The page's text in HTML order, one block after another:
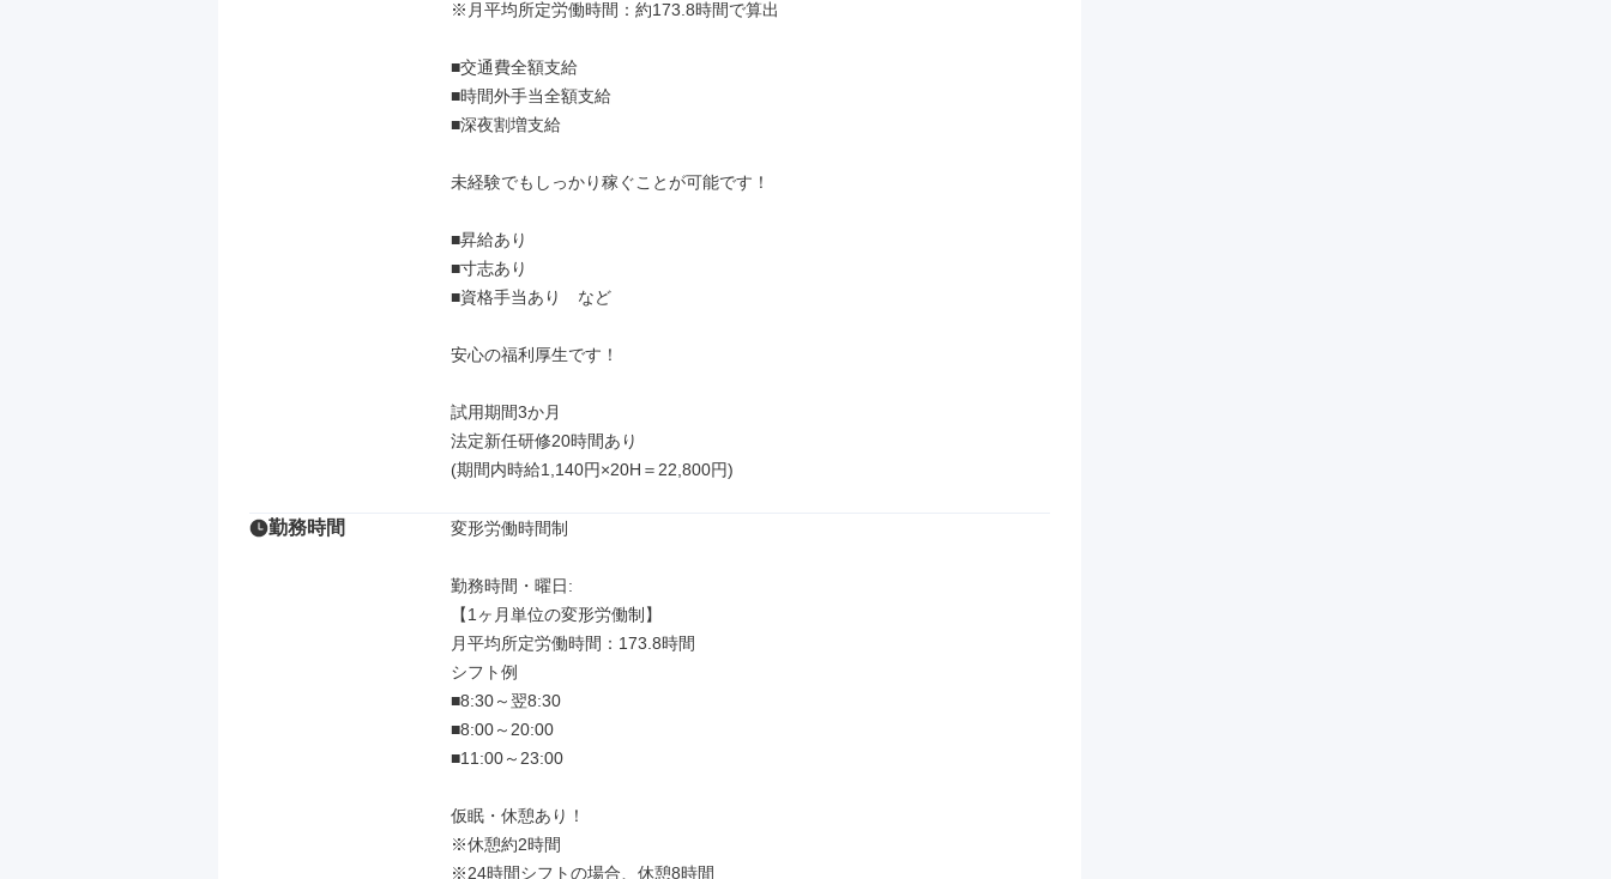
※月平均所定労働時間：約173.8時間で算出
■交通費全額支給
■時間外手当全額支給
■深夜割増支給
未経験でもしっかり稼ぐことが可能です！
■昇給あり
■寸志あり
■資格手当あり　など
安心の福利厚生です！
試用期間3か月
法定新任研修20時間あり
(期間内時給1,140円×20H＝22,800円)
勤務時間 変形労働時間制
勤務時間・曜日:
【1ヶ月単位の変形労働制】
月平均所定労働時間：173.8時間
シフト例
■8:30～翌8:30
■8:00～20:00
■11:00～23:00
仮眠・休憩あり！
※休憩約2時間
※24時間シフトの場合、休憩8時間